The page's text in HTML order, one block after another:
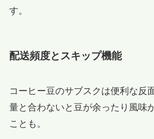
す。
配送頻度とスキップ機能
コーヒー豆のサブスクは便利な反
量と合わないと豆が余ったり風味
ことも。